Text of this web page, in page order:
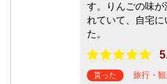
す。りんごの味が
れていて、自宅
た。
貰った 旅行・